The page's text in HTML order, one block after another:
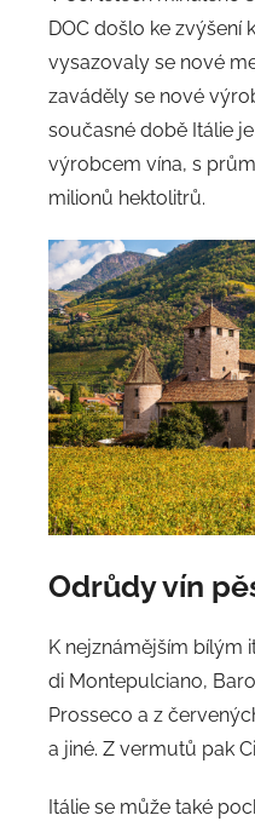
DOC došlo ke zvýšení
vysazovaly se nové
zaváděly se nové
současné době Itálie
výrobcem vína, s
milionů hektolitrů.
Odrůdy vín
K nejznámějším bílým
di Montepulciano,
Prosseco a z
a jiné. Z vermutů pak
Itálie se může také